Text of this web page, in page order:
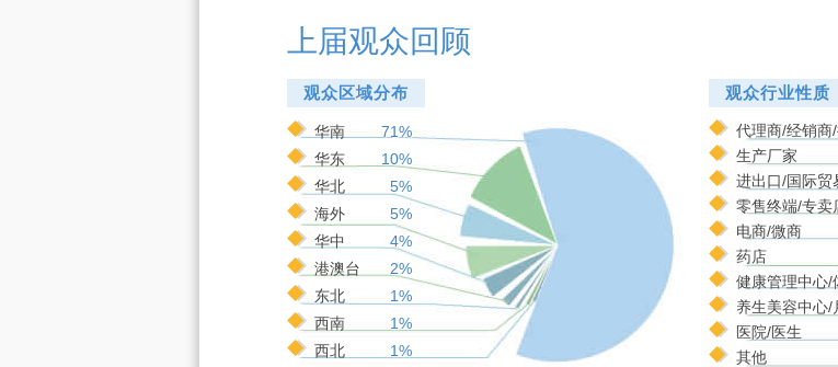
上届观众回顾
观众区域分布
华南
71%
华东
10%
华北
5%
海外
5%
华中
4%
港澳台
2%
东北
1%
西南
1%
西北
1%
观众行业性质
代理商/经销商
生产厂家
进出口/国际贸
零售终端/专卖
电商/微商
药店
健康管理中心/
养生美容中心/
医院/医生
其他